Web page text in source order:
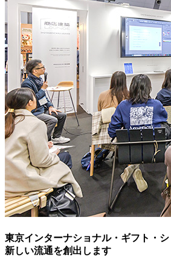
東京インターナショナル・ギフト・シ
新しい流通を創出します